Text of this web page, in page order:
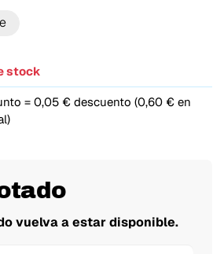
stock
= 0,05 € descuento (0,60 € en
vuelva a estar disponible.